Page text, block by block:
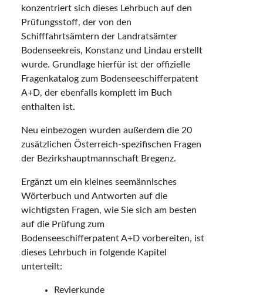
konzentriert sich dieses Lehrbuch auf den
Prüfungsstoff, der von den
Schifffahrtsämtern der Landratsämter
Bodenseekreis, Konstanz und Lindau erstellt
wurde. Grundlage hierfür ist der offizielle
Fragenkatalog zum Bodenseeschifferpatent
A+D, der ebenfalls komplett im Buch
enthalten ist.
Neu einbezogen wurden außerdem die 20
zusätzlichen Österreich-spezifischen Fragen
der Bezirkshauptmannschaft Bregenz.
Ergänzt um ein kleines seemännisches
Wörterbuch und Antworten auf die
wichtigsten Fragen, wie Sie sich am besten
auf die Prüfung zum
Bodenseeschifferpatent A+D vorbereiten, ist
dieses Lehrbuch in folgende Kapitel
unterteilt:
Revierkunde